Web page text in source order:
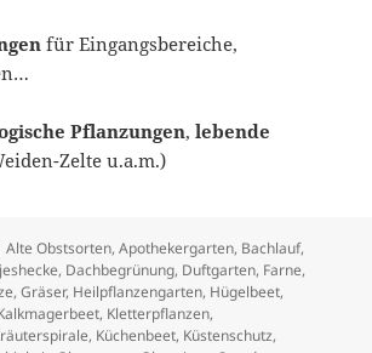
für Eingangsbereiche,
Pflanzungen,lebende
Zelte u.a.m.)
Schlagwörter
Alte Obstsorten,Apothekergarten, Bachlauf,
, Dachbegrünung, Duftgarten, Farne,
,Gräser, Heilpflanzengarten, Hügelbeet,
, Kletterpflanzen,
, Küchenbeet, Küstenschutz,